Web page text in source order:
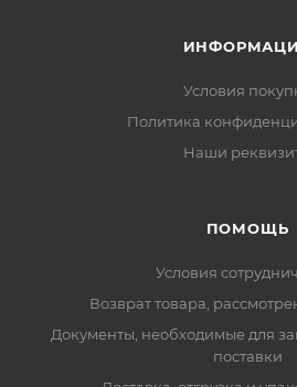
Условия
Политика
Наши
ПОМОЩЬ
Условия
Возврат товара,
Документы, необходимые для
поставки